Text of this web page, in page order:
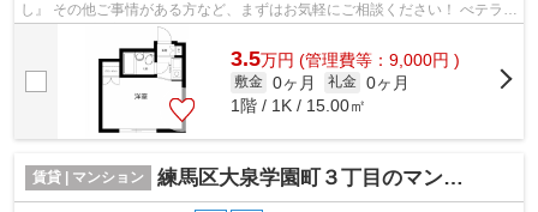
し』 その他ご事情がある方など、まずはお気軽にご相談ください！ べテラン
スタッフが対応致しますのでご希望...
3.5万円 (管理費等：9,000円 )
敷金 0ヶ月 礼金 0ヶ月
1階 / 1K / 15.00㎡
賃貸 | マンション 練馬区大泉学園町３丁目のマンション